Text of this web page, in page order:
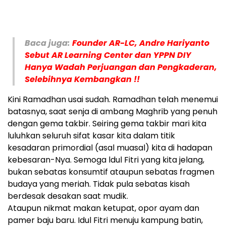
Baca juga: Founder AR-LC, Andre Hariyanto
Sebut AR Learning Center dan YPPN DIY
Hanya Wadah Perjuangan dan Pengkaderan,
Selebihnya Kembangkan !!
Kini Ramadhan usai sudah. Ramadhan telah menemui
batasnya, saat senja di ambang Maghrib yang penuh
dengan gema takbir. Seiring gema takbir mari kita
luluhkan seluruh sifat kasar kita dalam titik
kesadaran primordial (asal muasal) kita di hadapan
kebesaran-Nya. Semoga ldul Fitri yang kita jelang,
bukan sebatas konsumtif ataupun sebatas fragmen
budaya yang meriah. Tidak pula sebatas kisah
berdesak desakan saat mudik.
Ataupun nikmat makan ketupat, opor ayam dan
pamer baju baru. Idul Fitri menuju kampung batin,